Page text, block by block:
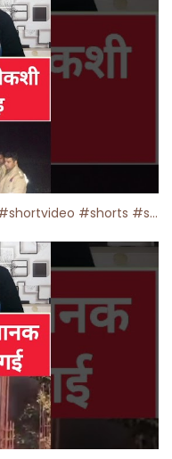
पुलिस और गौकशी आरोपियों में मुठभेड़ ! #shortvideo #shorts #shortsfeed